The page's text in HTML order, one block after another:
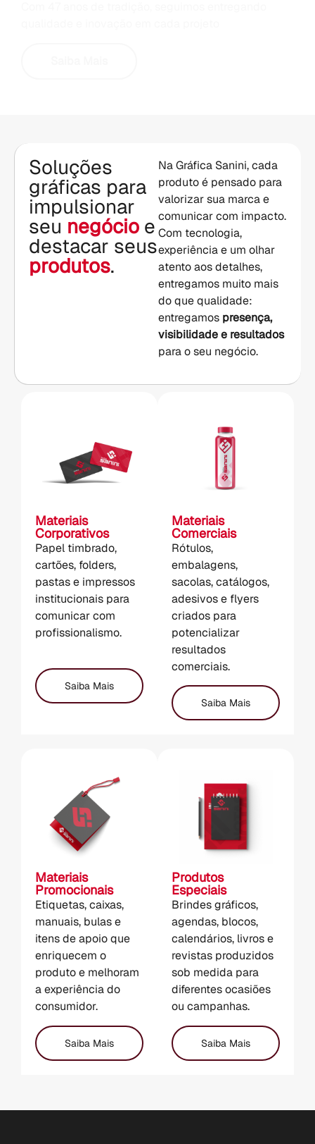
Soluções
gráficas para
impulsionar
seu negócio e
destacar seus
produtos.
Na Gráfica Sanini, cada
produto é pensado para
valorizar sua marca e
comunicar com impacto.
Com tecnologia,
experiência e um olhar
atento aos detalhes,
entregamos muito mais
do que qualidade:
entregamos presença,
visibilidade e resultados
para o seu negócio.
Materiais
Corporativos
Papel timbrado,
cartões, folders,
pastas e impressos
institucionais para
comunicar com
profissionalismo.
Saiba Mais
Materiais
Comerciais
Rótulos,
embalagens,
sacolas, catálogos,
adesivos e flyers
criados para
potencializar
resultados
comerciais.
Saiba Mais
Materiais
Promocionais
Etiquetas, caixas,
manuais, bulas e
itens de apoio que
enriquecem o
produto e melhoram
a experiência do
consumidor.
Saiba Mais
Produtos
Especiais
Brindes gráficos,
agendas, blocos,
calendários, livros e
revistas produzidos
sob medida para
diferentes ocasiões
ou campanhas.
Saiba Mais